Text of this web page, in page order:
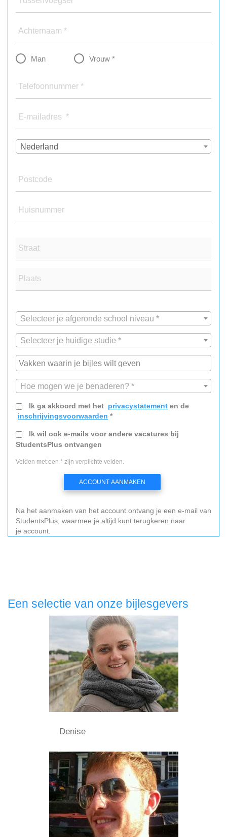
Achternaam *
Man Vrouw *
Telefoonnummer *
E-mailadres *
Nederland
Postcode
Huisnummer
Straat
Plaats
Selecteer je afgeronde school niveau *
Selecteer je huidige studie *
Hoe mogen we je benaderen? *
Ik ga akkoord met het privacystatement en de
inschrijvingsvoorwaarden *
Ik wil ook e-mails voor andere vacatures bij
StudentsPlus ontvangen
Velden met een * zijn verplichte velden.
ACCOUNT AANMAKEN
Na het aanmaken van het account ontvang je een e-mail van
StudentsPlus, waarmee je altijd kunt terugkeren naar
je account.
Een selectie van onze bijlesgevers
Denise